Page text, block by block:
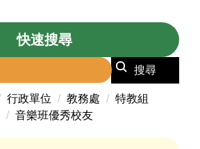
快速搜尋
搜尋
行政單位 教務處
特教組
音樂班優秀校友